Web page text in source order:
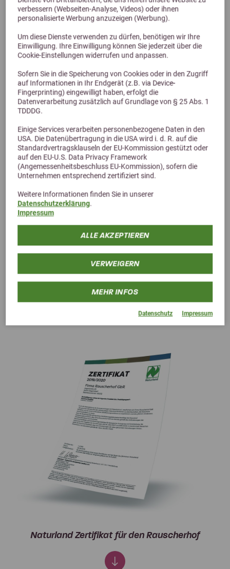
verbessern (Webseiten-Analyse, Videos) oder ihnen
personalisierte Werbung anzuzeigen (Werbung).
Um diese Dienste verwenden zu dürfen, benötigen wir Ihre
Einwilligung. Ihre Einwilligung können Sie jederzeit über die
Cookie-Einstellungen widerrufen und anpassen.
Sofern Sie in die Speicherung von Cookies oder in den Zugriff
auf Informationen in Ihr Endgerät (z.B. via Device-
Fingerprinting) eingewilligt haben, erfolgt die
Datenverarbeitung zusätzlich auf Grundlage von § 25 Abs. 1
TDDDG.
Einige Services verarbeiten personenbezogene Daten in den
USA. Die Datenübertragung in die USA wird i. d. R. auf die
Standardvertragsklauseln der EU-Kommission gestützt oder
auf den EU-U.S. Data Privacy Framework
(Angemessenheitsbeschluss EU-Kommission), sofern die
Unternehmen entsprechend zertifiziert sind.
Weitere Informationen finden Sie in unserer
Datenschutzerklärung.
Impressum
ALLE AKZEPTIEREN
VERWEIGERN
MEHR INFOS
Datenschutz Impressum
Jetzt downloaden
0.19 MB
Naturland Zertifikat für Pre Alpin Bio Wiesencobs
Jetzt downloaden
Naturland Zertifikat für den Rauscherhof